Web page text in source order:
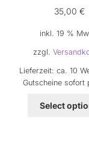
35,00 €
inkl. 19 %
zzgl.
Lieferzeit: ca. 10
Gutscheine sofort
Select